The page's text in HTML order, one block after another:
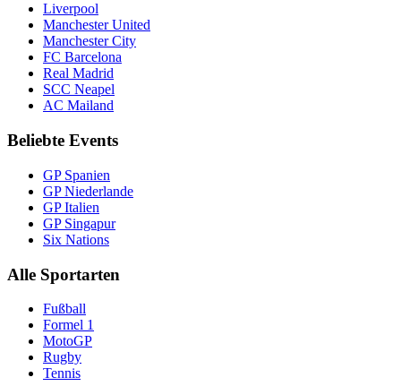
Liverpool
Manchester United
Manchester City
FC Barcelona
Real Madrid
SCC Neapel
AC Mailand
Beliebte Events
GP Spanien
GP Niederlande
GP Italien
GP Singapur
Six Nations
Alle Sportarten
Fußball
Formel 1
MotoGP
Rugby
Tennis